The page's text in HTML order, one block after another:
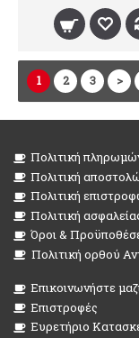
1 2 3 >
Πολιτική
Πολιτική
Πολιτική
Πολιτική
Όροι &
Πολιτική ορθού
Επικοινωνήστε
Επιστροφές
Ευρετήριο